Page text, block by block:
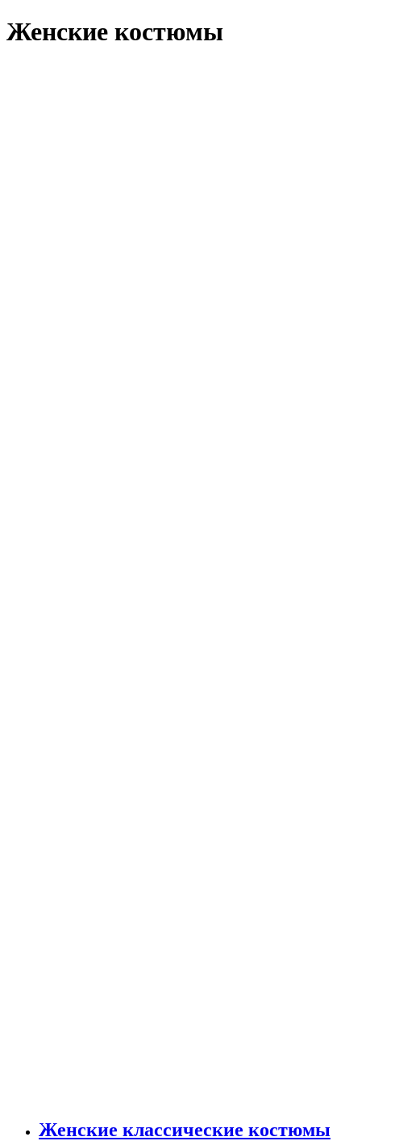
Женские костюмы
Женские классические костюмы